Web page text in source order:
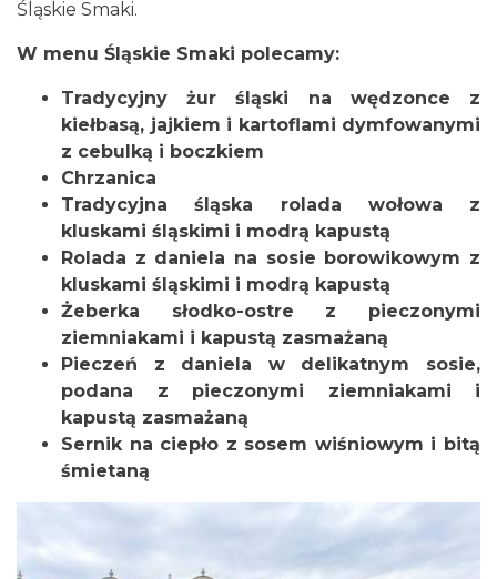
Śląskie Smaki.
W menu Śląskie Smaki polecamy:
Tradycyjny żur śląski na wędzonce z
kiełbasą, jajkiem i kartoflami dymfowanymi
z cebulką i boczkiem
Chrzanica
Tradycyjna śląska rolada wołowa z
kluskami śląskimi i modrą kapustą
Rolada z daniela na sosie borowikowym z
kluskami śląskimi i modrą kapustą
Żeberka słodko-ostre z pieczonymi
ziemniakami i kapustą zasmażaną
Pieczeń z daniela w delikatnym sosie,
podana z pieczonymi ziemniakami i
kapustą zasmażaną
Sernik na ciepło z sosem wiśniowym i bitą
śmietaną